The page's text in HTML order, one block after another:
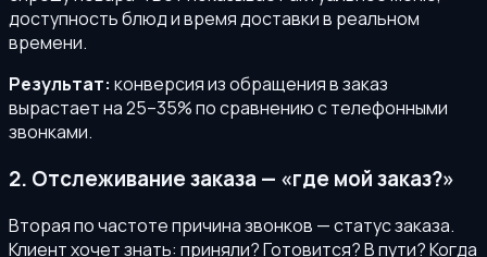
доступность блюд и время доставки в реальном
времени.
Результат: конверсия из обращения в заказ
вырастает на 25–35% по сравнению с телефонными
звонками.
2. Отслеживание заказа — «где мой заказ?»
Вторая по частоте причина звонков — статус заказа.
Клиент хочет знать: приняли? Готовится? В пути? Когда